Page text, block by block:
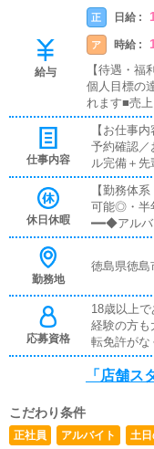
給与
正 日給 :
ア 時給 :
【待遇・
個人目標の
れます■売
給・成果が
り・入社後
タートでき
た分をその
で安心・
居OKの個
仕事内容
【お仕事
予約確認／
ル完備＋
てスター
ャストさ
バイス「
は簡単な入
充・管理
休日休暇
【勤務体
可能◎・半
━━◆アルバ
勤務地
徳島県徳島
応募資格
18歳以上
経験の方
転免許がな
のご応募
「店舗ス
こだわり条件
正社員 アルバイト 土